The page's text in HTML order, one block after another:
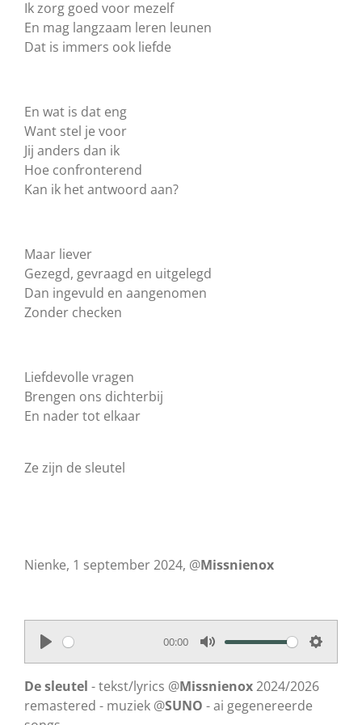
Ik zorg goed voor mezelf
En mag langzaam leren leunen
Dat is immers ook liefde
En wat is dat eng
Want stel je voor
Jij anders dan ik
Hoe confronterend
Kan ik het antwoord aan?
Maar liever
Gezegd, gevraagd en uitgelegd
Dan ingevuld en aangenomen
Zonder checken
Liefdevolle vragen
Brengen ons dichterbij
En nader tot elkaar
Ze zijn de sleutel
Nienke, 1 september 2024, @Missnienox
P
l
a
00:00
M
u
t
S
e
De sleutel - tekst/lyrics @Missnienox2024/2026
remastered - muziek @SUNO - ai gegenereerde